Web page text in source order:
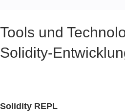
Tools und
Solidity-
Solidity REPL